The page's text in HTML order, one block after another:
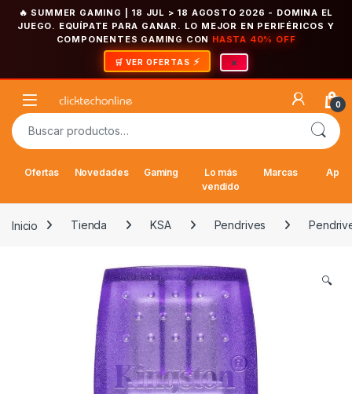
🔥 SUMMER GAMING | 18 JUL > 18 AGOSTO 2026 - DOMINA EL
JUEGO. EQUÍPATE PARA GANAR. LO MEJOR EN PERIFÉRICOS Y
COMPONENTES GAMING CON HASTA 40% OFF
🛒 VER OFERTAS ×
Open 0
Buscar por:
Ofertas Novedades Gaming
Lo más
vendido
Marcas
Inicio Tienda KSA Pendrives
🔍